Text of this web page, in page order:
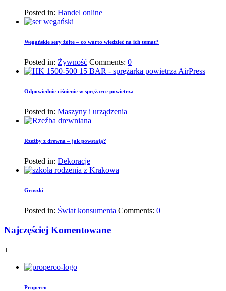
Posted in: Handel online
Wegańskie sery żółte – co warto wiedzieć na ich temat?
Posted in: Żywność Comments: 0
Odpowiednie ciśnienie w sprężarce powietrza
Posted in: Maszyny i urządzenia
Rzeźby z drewna – jak powstają?
Posted in: Dekoracje
Groszki
Posted in: Świat konsumenta Comments: 0
Najczęściej Komentowane
+
Properco